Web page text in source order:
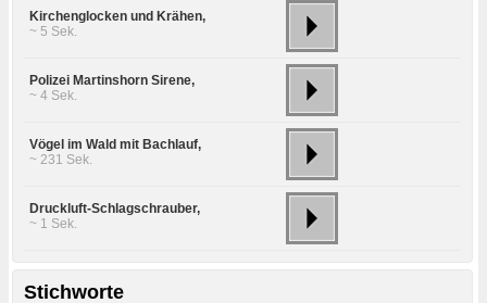
Kirchenglocken und Krähen,
~ 5 Sek.
Polizei Martinshorn Sirene,
~ 4 Sek.
Vögel im Wald mit Bachlauf,
~ 231 Sek.
Druckluft-Schlagschrauber,
~ 1 Sek.
Stichworte